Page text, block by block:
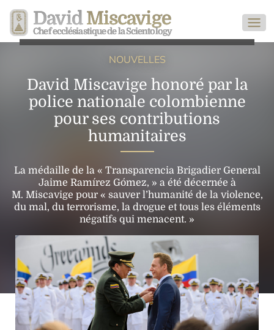
David Miscavige
Chef ecclésiastique de la Scientology
NOUVELLES
David Miscavige honoré par la
police nationale colombienne
pour ses contributions
humanitaires
La médaille de la « Transparencia Brigadier General
Jaime Ramírez Gómez, » a été décernée à
M. Miscavige pour « sauver l’humanité de la violence,
du mal, du terrorisme, la drogue et tous les éléments
négatifs qui menacent. »